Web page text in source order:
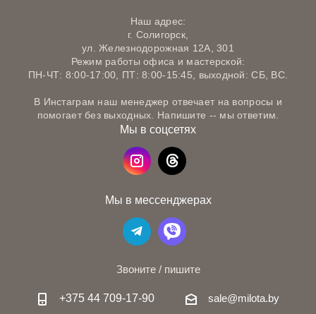
Наш адрес:
г. Солигорск,
ул. Железнодорожная 12А, 301
Режим работы офиса и мастерской:
ПН-ЧТ: 8:00-17:00, ПТ: 8:00-15:45, выходной: СБ, ВС.
В Инстаграм наш менеджер отвечает на вопросы и
помогает без выходных. Напишите -- мы ответим.
Мы в соцсетях
Мы в мессенджерах
Звоните / пишите
+375 44 709-17-90 sale@milota.by